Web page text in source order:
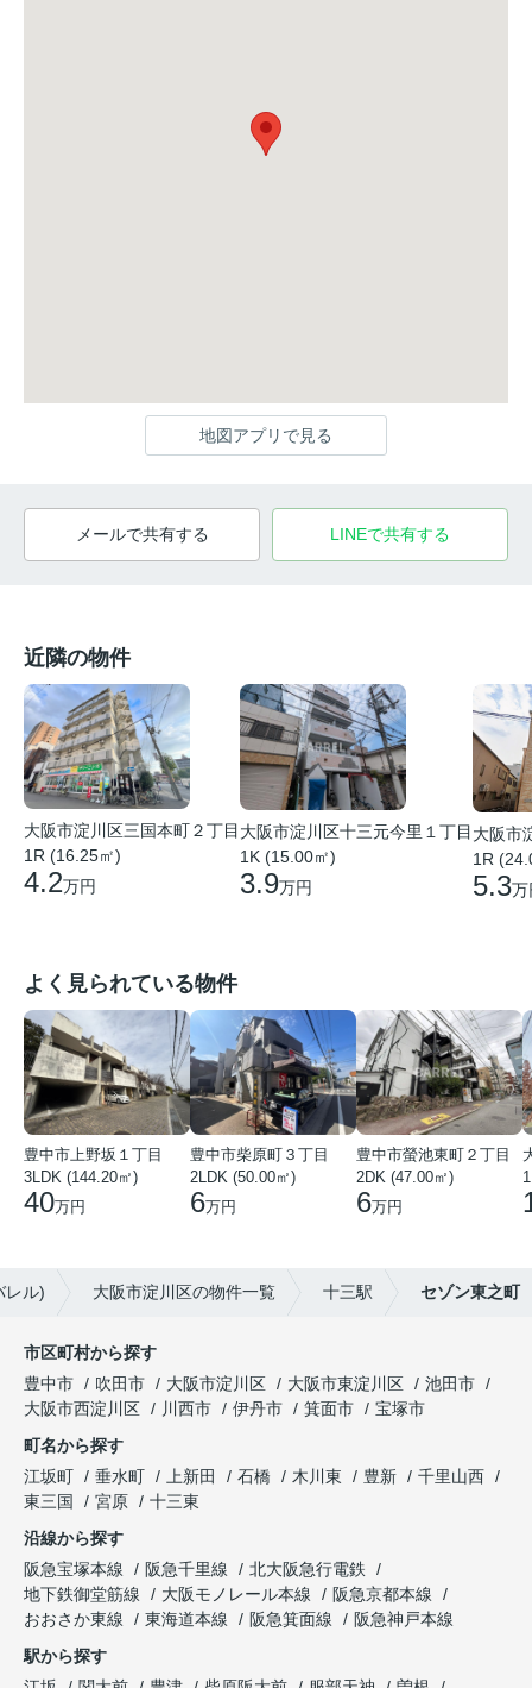
地図アプリで見る
メールで共有する LINEで共有する
近隣の物件
大阪市淀川区三国本町２丁目
1R (16.25㎡)
4.2万円
大阪市淀川区十三元今里１丁目
1K (15.00㎡)
3.9万円
大阪市
1R
5.3万
よく見られている物件
豊中市上野坂１丁目
3LDK (144.20㎡)
40万円
豊中市柴原町３丁目
2LDK (50.00㎡)
6万円
豊中市螢池東町２丁目
2DK (47.00㎡)
6万円
レル) 大阪市淀川区の物件一覧 十三駅 セゾン東之町
市区町村から探す
豊中市
吹田市 大阪市淀川区 大阪市東淀川区
池田市
大阪市西淀川区
川西市 伊丹市 箕面市
宝塚市
町名から探す
江坂町
垂水町 上新田 石橋 木川東 豊新
千里山西
東三国
宮原
十三東
沿線から探す
阪急宝塚本線
阪急千里線
北大阪急行電鉄
地下鉄御堂筋線
大阪モノレール本線
阪急京都本線
おおさか東線
東海道本線 阪急箕面線
阪急神戸本線
駅から探す